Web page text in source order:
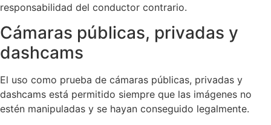
responsabilidad del conductor contrario.
Cámaras públicas, privadas y
dashcams
El uso como prueba de cámaras públicas, privadas y
dashcams está permitido siempre que las imágenes no
estén manipuladas y se hayan conseguido legalmente.